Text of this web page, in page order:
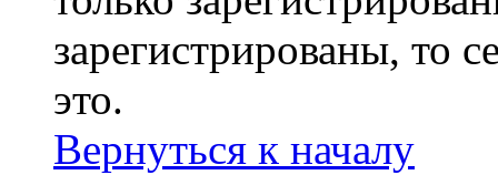
зарегистрированы, то
это.
Вернуться к началу